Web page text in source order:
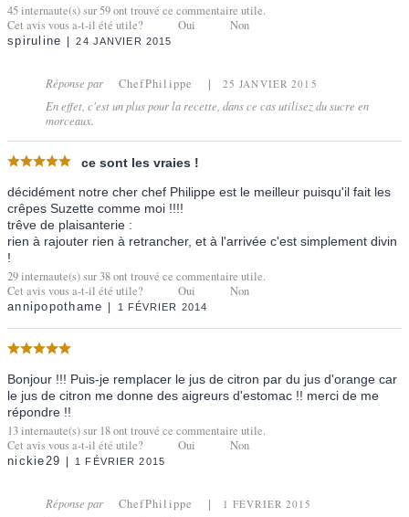
45internaute(s) sur59ont trouvé ce commentaire utile.
Cet avis vous a-t-il été utile?
Oui Non
spiruline 24 JANVIER 2015
Réponse par ChefPhilippe 25 JANVIER 2015
En effet, c'est un plus pour la recette, dans ce cas utilisez du sucre en
morceaux.
ce sont les vraies !
décidément notre cher chef Philippe est le meilleur puisqu'il fait les
crêpes Suzette comme moi !!!!
trêve de plaisanterie :
rien à rajouter rien à retrancher, et à l'arrivée c'est simplement divin
!
29internaute(s) sur38ont trouvé ce commentaire utile.
Cet avis vous a-t-il été utile?
Oui Non
annipopothame 1 FÉVRIER 2014
Bonjour !!! Puis-je remplacer le jus de citron par du jus d'orange car
le jus de citron me donne des aigreurs d'estomac !! merci de me
répondre !!
13internaute(s) sur 18ont trouvé ce commentaire utile.
Cet avis vous a-t-il été utile?
Oui Non
nickie29 1 FÉVRIER 2015
Réponse par ChefPhilippe 1 FÉVRIER 2015